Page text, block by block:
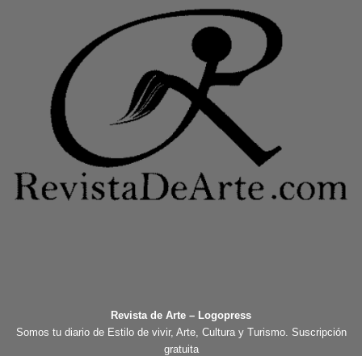
Revista de Arte – Logopress
Somos tu diario de Estilo de vivir, Arte, Cultura y Turismo. Suscripción
gratuita